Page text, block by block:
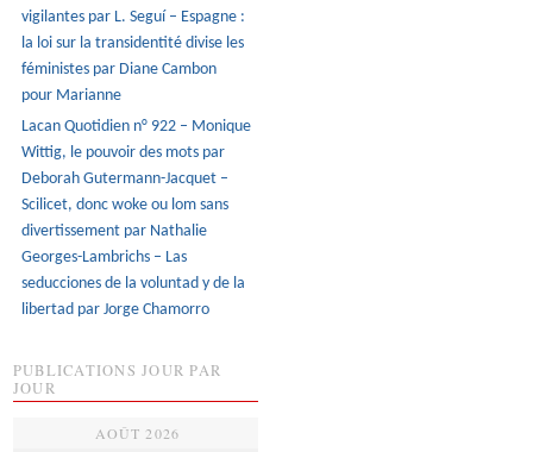
vigilantes par L. Seguí – Espagne :
la loi sur la transidentité divise les
féministes par Diane Cambon
pour Marianne
Lacan Quotidien n° 922 – Monique
Wittig, le pouvoir des mots par
Deborah Gutermann-Jacquet –
Scilicet, donc woke ou lom sans
divertissement par Nathalie
Georges-Lambrichs – Las
seducciones de la voluntad y de la
libertad par Jorge Chamorro
PUBLICATIONS JOUR PAR
JOUR
AOÛT 2026